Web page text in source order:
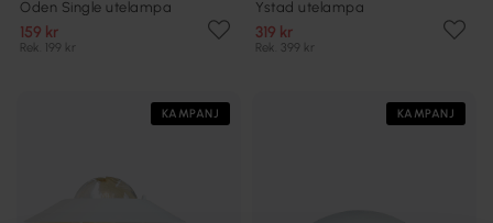
Oden Single utelampa
159 kr
Rek. 199 kr
Ystad utelampa
319 kr
Rek. 399 kr
KAMPANJ KAMPANJ